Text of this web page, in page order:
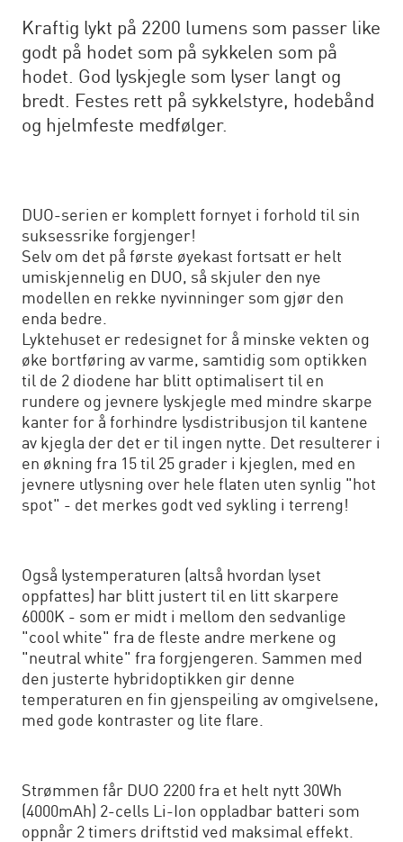
Kraftig lykt på 2200 lumens som passer like
godt på hodet som på sykkelen som på
hodet. God lyskjegle som lyser langt og
bredt. Festes rett på sykkelstyre, hodebånd
og hjelmfeste medfølger.
DUO-serien er komplett fornyet i forhold til sin
suksessrike forgjenger!
Selv om det på første øyekast fortsatt er helt
umiskjennelig en DUO, så skjuler den nye
modellen en rekke nyvinninger som gjør den
enda bedre.
Lyktehuset er redesignet for å minske vekten og
øke bortføring av varme, samtidig som optikken
til de 2 diodene har blitt optimalisert til en
rundere og jevnere lyskjegle med mindre skarpe
kanter for å forhindre lysdistribusjon til kantene
av kjegla der det er til ingen nytte. Det resulterer i
en økning fra 15 til 25 grader i kjeglen, med en
jevnere utlysning over hele flaten uten synlig "hot
spot" - det merkes godt ved sykling i terreng!
Også lystemperaturen (altså hvordan lyset
oppfattes) har blitt justert til en litt skarpere
6000K - som er midt i mellom den sedvanlige
"cool white" fra de fleste andre merkene og
"neutral white" fra forgjengeren. Sammen med
den justerte hybridoptikken gir denne
temperaturen en fin gjenspeiling av omgivelsene,
med gode kontraster og lite flare.
Strømmen får DUO 2200 fra et helt nytt 30Wh
(4000mAh) 2-cells Li-Ion oppladbar batteri som
oppnår 2 timers driftstid ved maksimal effekt.